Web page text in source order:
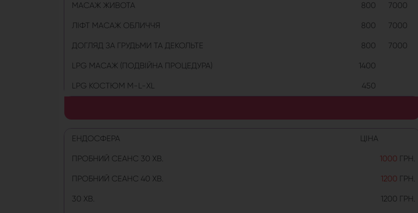
МАСАЖ ЖИВОТА 800 7000
ЛІФТ МАСАЖ ОБЛИЧЧЯ 800 7000
ДОГЛЯД ЗА ГРУДЬМИ ТА ДЕКОЛЬТЕ 800 7000
LPG МАСАЖ (ПОДВІЙНА ПРОЦЕДУРА) 1400
LPG КОСТЮМ M-L-XL 450
ЕНДОСФЕРА ЦІНА
ПРОБНИЙ СЕАНС 30 ХВ. 1000 ГРН.
ПРОБНИЙ СЕАНС 40 ХВ. 1200 ГРН.
30 ХВ. 1200 ГРН.